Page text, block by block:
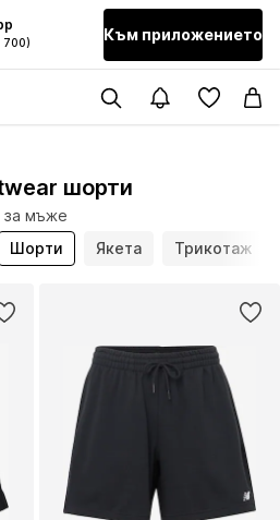
700) Към приложението
шорти
за мъже
Шорти Якета Трикотаж